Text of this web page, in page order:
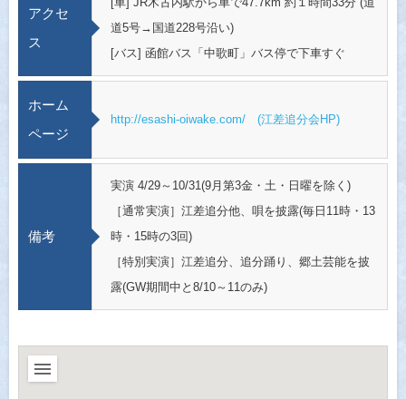
アクセ
ス
道5号→国道228号沿い)
[バス] 函館バス「中歌町」バス停で下車すぐ
ホーム
ページ
http://esashi-oiwake.com/ (江差追分会HP)
備考
実演 4/29～10/31(9月第3金・土・日曜を除く)
［通常実演］江差追分他、唄を披露(毎日11時・13
時・15時の3回)
［特別実演］江差追分、追分踊り、郷土芸能を披
露(GW期間中と8/10～11のみ)